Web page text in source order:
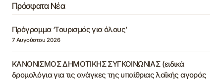
Πρόσφατα Νέα
Πρόγραμμα ‘Τουρισμός για όλους’
7 Αυγούστου 2026
ΚΑΝΟΝΙΣΜΟΣ ΔΗΜΟΤΙΚΗΣ ΣΥΓΚΟΙΝΩΝΙΑΣ (ειδικά
δρομολόγια για τις ανάγκες της υπαίθριας λαϊκής αγοράς